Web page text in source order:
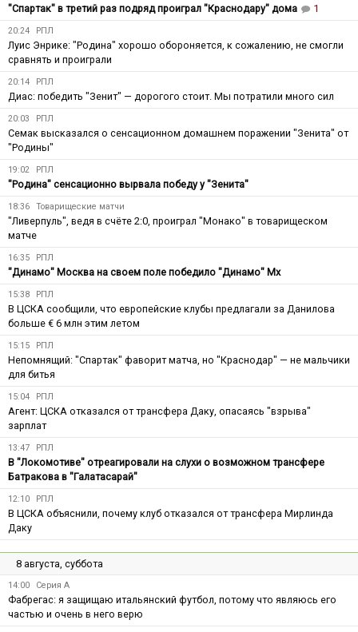
"Спартак" в третий раз подряд проиграл "Краснодару" дома 1
20:24 РПЛ
Луис Энрике: "Родина" хорошо обороняется, к сожалению, не смогли
сравнять и проиграли
20:14 РПЛ
Диас: победить "Зенит" — дорогого стоит. Мы потратили много сил
20:03 РПЛ
Семак высказался о сенсационном домашнем поражении "Зенита" от
"Родины"
19:02 РПЛ
"Родина" сенсационно вырвала победу у "Зенита"
18:36 Товарищеские матчи
"Ливерпуль", ведя в счёте 2:0, проиграл "Монако" в товарищеском
матче
16:35 РПЛ
"Динамо" Москва на своем поле победило "Динамо" Мх
15:38 РПЛ
В ЦСКА сообщили, что европейские клубы предлагали за Данилова
больше € 6 млн этим летом
15:15 РПЛ
Непомнящий: "Спартак" фаворит матча, но "Краснодар" — не мальчики
для битья
15:04 РПЛ
Агент: ЦСКА отказался от трансфера Даку, опасаясь "взрыва"
зарплат
13:47 РПЛ
В "Локомотиве" отреагировали на слухи о возможном трансфере
Батракова в "Галатасарай"
12:10 РПЛ
В ЦСКА объяснили, почему клуб отказался от трансфера Мирлинда
Даку
8 августа, суббота
14:00 Серия А
Фабрегас: я защищаю итальянский футбол, потому что являюсь его
частью и очень в него верю